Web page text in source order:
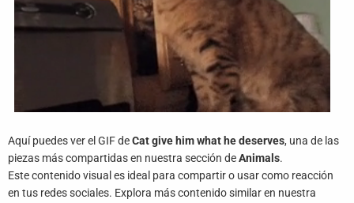
Terminos
Y
Condiciones
Cookies
Política
De
Privacidad
Aquí puedes ver el GIF deCat give him what he deserves, una de las
piezas más compartidas en nuestra sección deAnimals.
Este contenido visual es ideal para compartir o usar como reacción
en tus redes sociales. Explora más contenido similar en nuestra